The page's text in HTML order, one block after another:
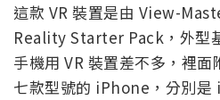
這款 VR 裝置是由 View-
Reality Starter Pack，外型
手機用 VR 裝置差不多，裡
七款型號的 iPhone，分別